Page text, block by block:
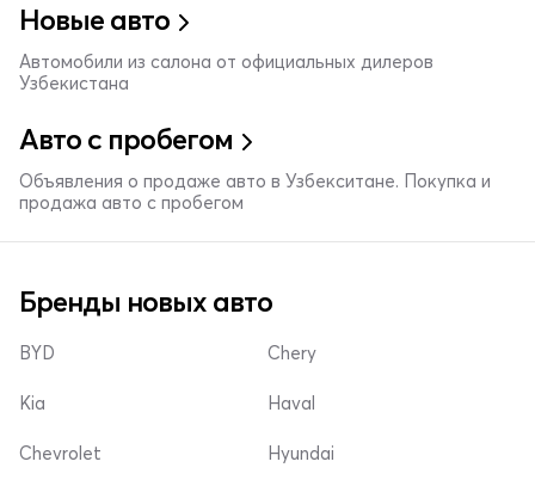
Новые авто
Автомобили из салона от официальных дилеров
Узбекистана
Авто с пробегом
Объявления о продаже авто в Узбекситане. Покупка и
продажа авто с пробегом
Бренды новых авто
BYD
Kia
Chevrolet
Chery
Haval
Hyundai